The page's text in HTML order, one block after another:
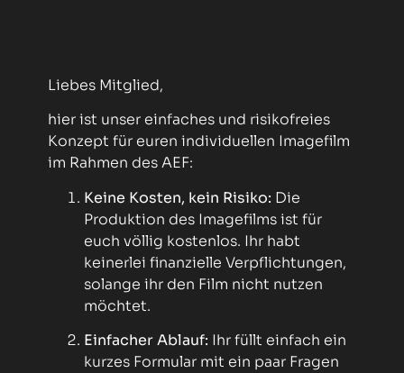
Liebes Mitglied,
hier ist unser einfaches und risikofreies
Konzept für euren individuellen Imagefilm
im Rahmen des AEF:
Keine Kosten, kein Risiko: Die
Produktion des Imagefilms ist für
euch völlig kostenlos. Ihr habt
keinerlei finanzielle Verpflichtungen,
solange ihr den Film nicht nutzen
möchtet.
Einfacher Ablauf: Ihr füllt einfach ein
kurzes Formular mit ein paar Fragen